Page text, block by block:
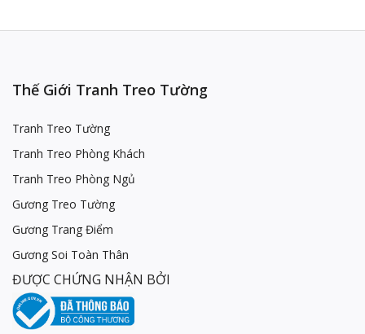
Thế Giới Tranh Treo Tường
Tranh Treo Tường
Tranh Treo Phòng Khách
Tranh Treo Phòng Ngủ
Gương Treo Tường
Gương Trang Điểm
Gương Soi Toàn Thân
ĐƯỢC CHỨNG NHẬN BỞI